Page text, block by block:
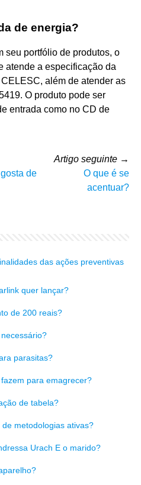
de energia?
seu portfólio de produtos, o
atende a especificação da
além de atender as
O produto pode ser
entrada como no CD de
de
Artigo seguinte →
O que é se
acentuar?
das ações preventivas
quer lançar?
de 200 reais?
parasitas?
para emagrecer?
de tabela?
metodologias ativas?
Urach E o marido?